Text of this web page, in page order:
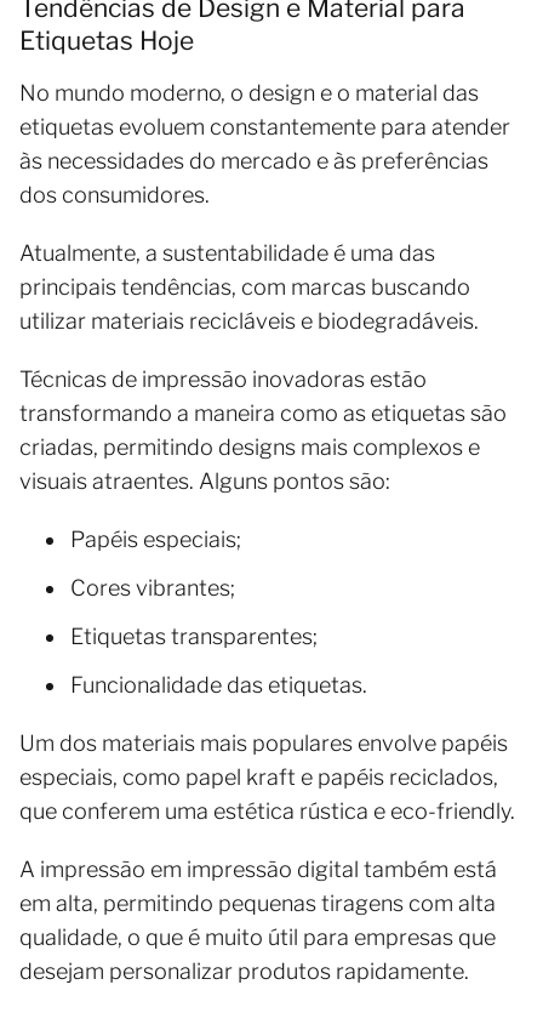
Tendências de Design e Material para
Etiquetas Hoje
No mundo moderno, o design e o material das
etiquetas evoluem constantemente para atender
às necessidades do mercado e às preferências
dos consumidores.
Atualmente, a sustentabilidade é uma das
principais tendências, com marcas buscando
utilizar materiais recicláveis e biodegradáveis.
Técnicas de impressão inovadoras estão
transformando a maneira como as etiquetas são
criadas, permitindo designs mais complexos e
visuais atraentes. Alguns pontos são:
Papéis especiais;
Cores vibrantes;
Etiquetas transparentes;
Funcionalidade das etiquetas.
Um dos materiais mais populares envolve papéis
especiais, como papel kraft e papéis reciclados,
que conferem uma estética rústica e eco-friendly.
A impressão em impressão digital também está
em alta, permitindo pequenas tiragens com alta
qualidade, o que é muito útil para empresas que
desejam personalizar produtos rapidamente.